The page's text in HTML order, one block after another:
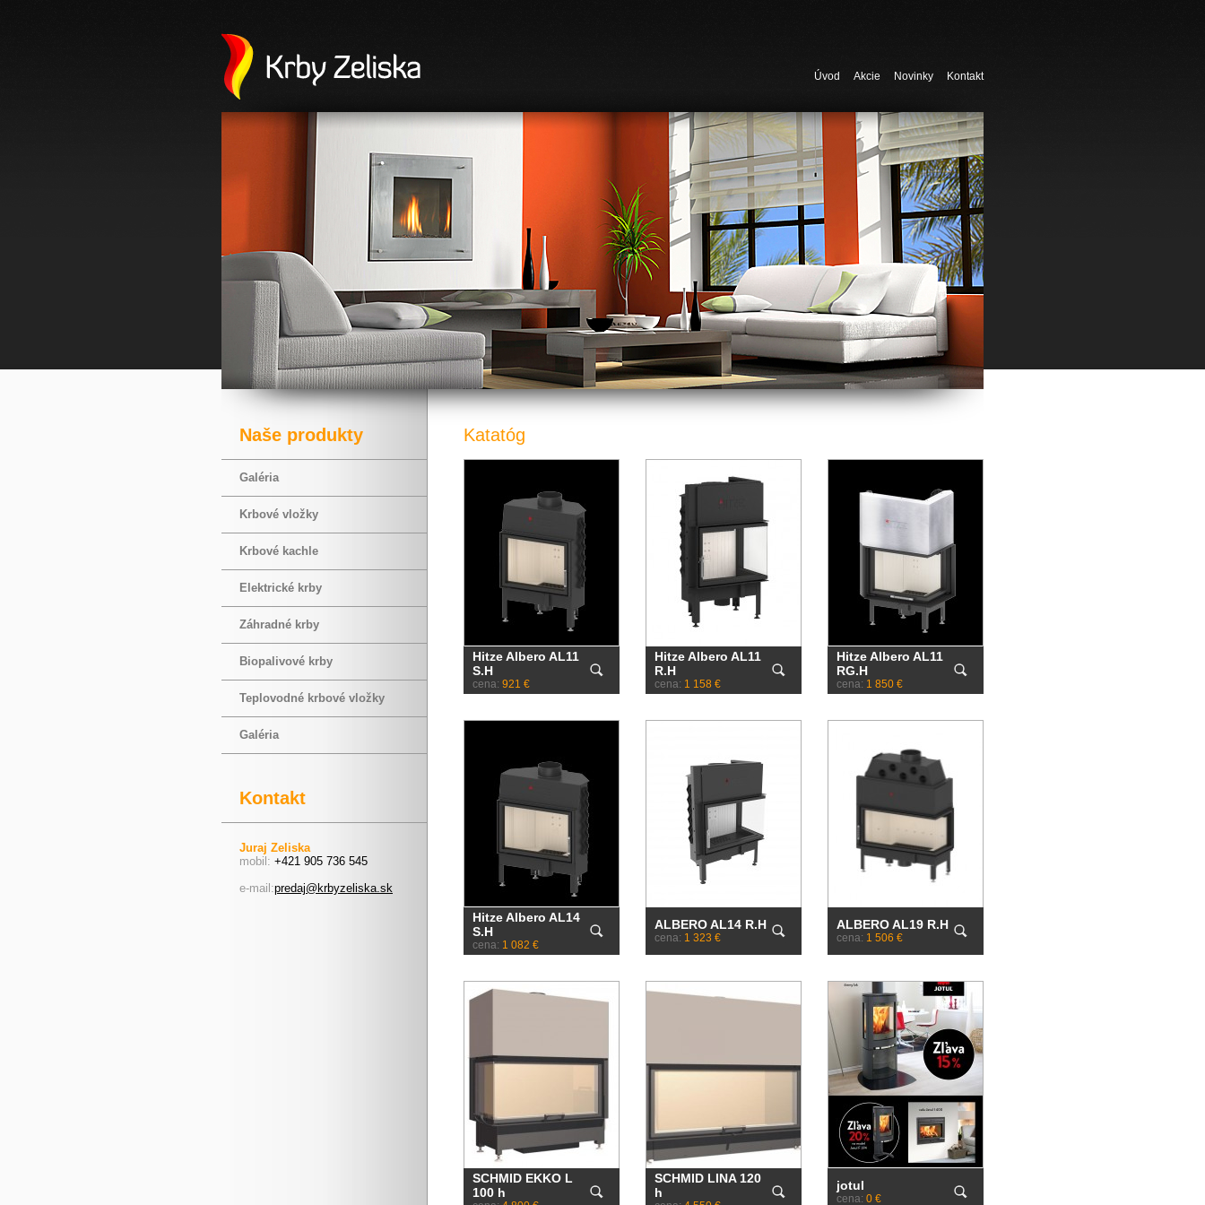
Úvod Akcie Novinky Kontakt
Naše produkty
Galéria
Krbové vložky
Krbové kachle
Elektrické krby
Záhradné krby
Biopalivové krby
Teplovodné krbové vložky
Galéria
Kontakt
Juraj Zeliska
mobil: +421 905 736 545
e-mail:predaj@krbyzeliska.sk
Katatóg
Hitze Albero AL11
S.H
cena: 921 €
Hitze Albero AL11
R.H
cena: 1 158 €
Hitze Albero AL11
RG.H
cena: 1 850 €
Hitze Albero AL14
S.H
cena: 1 082 €
ALBERO AL14 R.H
cena: 1 323 €
ALBERO AL19 R.H
cena: 1 506 €
SCHMID EKKO L
100 h
SCHMID LINA 120
h
jotul
cena: 0 €